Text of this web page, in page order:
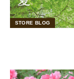
STORE BLOG